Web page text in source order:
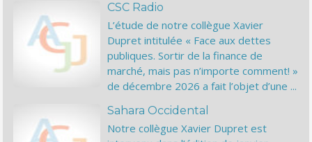
CSC Radio
L’étude de notre collègue Xavier
Dupret intitulée « Face aux dettes
publiques. Sortir de la finance de
marché, mais pas n’importe comment! »
de décembre 2026 a fait l’objet d’une ...
Sahara Occidental
Notre collègue Xavier Dupret est